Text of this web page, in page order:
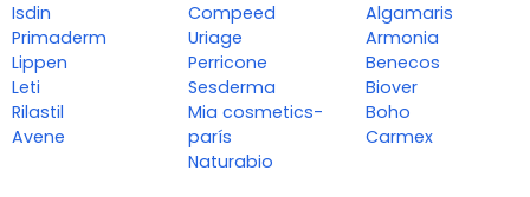
Isdin
Primaderm
Lippen
Leti
Rilastil
Avene
Compeed
Uriage
Perricone
Sesderma
Mia cosmetics-
parís
Naturabio
Algamaris
Armonia
Benecos
Biover
Boho
Carmex